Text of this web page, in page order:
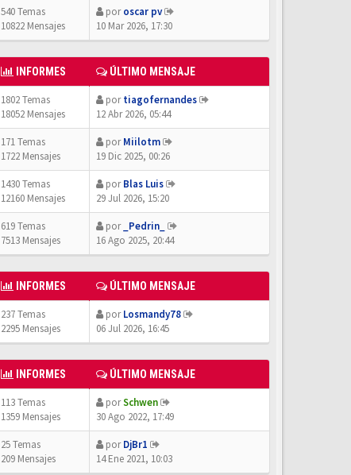
540 Temas
10822 Mensajes
poroscar pv
10 Mar 2026, 17:30
INFORMES ÚLTIMO MENSAJE
1802 Temas
18052 Mensajes
portiagofernandes
12 Abr 2026, 05:44
171 Temas
1722 Mensajes
porMiilotm
19 Dic 2025, 00:26
1430 Temas
12160 Mensajes
porBlas Luis
29 Jul 2026, 15:20
619 Temas
7513 Mensajes
por _Pedrin_
16 Ago 2025, 20:44
INFORMES ÚLTIMO MENSAJE
237 Temas
2295 Mensajes
porLosmandy78
06 Jul 2026, 16:45
INFORMES ÚLTIMO MENSAJE
113 Temas
1359 Mensajes
porSchwen
30 Ago 2022, 17:49
25 Temas
209 Mensajes
porDjBr1
14 Ene 2021, 10:03